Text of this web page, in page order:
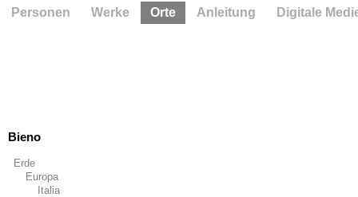
Bieno
Erde
Europa
Italia
Personen Werke Orte Anleitung Digitale